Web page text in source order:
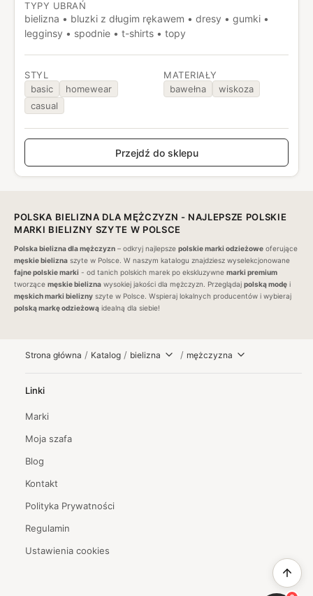
TYPY UBRAŃ
bielizna • bluzki z długim rękawem • dresy • gumki •
legginsy • spodnie • t-shirts • topy
STYL
basic
homewear
casual
MATERIAŁY
bawełna
wiskoza
Przejdź do sklepu
POLSKA BIELIZNA DLA MĘŻCZYZN - NAJLEPSZE POLSKIE
MARKI BIELIZNY SZYTE W POLSCE
Polskabieliznadlamężczyzn – odkryj najlepsze polskie marki odzieżowe oferujące
męskiebielizna szyte w Polsce. W naszym katalogu znajdziesz wyselekcjonowane
fajne polskie marki - od tanich polskich marek po ekskluzywne marki premium
tworzące męskiebielizna wysokiej jakości dla mężczyzn . Przeglądaj polską modę i
męskichmarki bielizny szyte w Polsce. Wspieraj lokalnych producentów i wybieraj
polską markę odzieżową idealną dla siebie!
Strona główna / Katalog / bielizna / mężczyzna
Linki
Marki
Moja szafa
Blog
Kontakt
Polityka Prywatności
Regulamin
Ustawienia cookies